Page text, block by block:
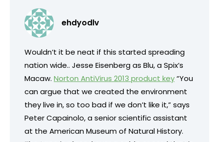
ehdyodlv
Wouldn’t it be neat if this started spreading
nation wide.. Jesse Eisenberg as Blu, a Spix’s
Macaw. Norton AntiVirus 2013 product key“You
can argue that we created the environment
they live in, so too bad if we don’t like it,” says
Peter Capainolo, a senior scientific assistant
at the American Museum of Natural History.